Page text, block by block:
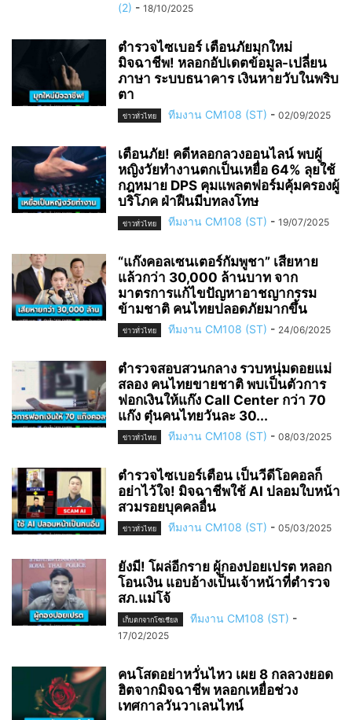
(2) - 18/10/2025
ตำรวจไซเบอร์ เตือนภัยมุกใหม่
มิจฉาชีพ! หลอกอัปเดตข้อมูล-เปลี่ยน
ภาษา ระบบธนาคาร เงินหายวับในพริบ
ตา
ข่าวทั่วไทย ทีมงาน CM108 (ST) - 02/09/2025
เตือนภัย! คดีหลอกลวงออนไลน์ พบผู้
หญิงวัยทำงานตกเป็นเหยื่อ 64% ลุยใช้
กฎหมาย DPS คุมแพลตฟอร์มคุ้มครองผู้
บริโภค ฝ่าฝืนมีบทลงโทษ
ข่าวทั่วไทย ทีมงาน CM108 (ST) - 19/07/2025
“แก๊งคอลเซนเตอร์กัมพูชา” เสียหาย
แล้วกว่า 30,000 ล้านบาท จาก
มาตรการแก้ไขปัญหาอาชญากรรม
ข้ามชาติ คนไทยปลอดภัยมากขึ้น
ข่าวทั่วไทย ทีมงาน CM108 (ST) - 24/06/2025
ตำรวจสอบสวนกลาง รวบหนุ่มดอยแม่
สลอง คนไทยขายชาติ พบเป็นตัวการ
ฟอกเงินให้แก๊ง Call Center กว่า 70
แก๊ง ตุ๋นคนไทยวันละ 30...
ข่าวทั่วไทย ทีมงาน CM108 (ST) - 08/03/2025
ตำรวจไซเบอร์เตือน เป็นวีดีโอคอลก็
อย่าไว้ใจ! มิจฉาชีพใช้ AI ปลอมใบหน้า
สวมรอยบุคคลอื่น
ข่าวทั่วไทย ทีมงาน CM108 (ST) - 05/03/2025
ยังมี! โผล่อีกราย ผู้กองปอยเปรต หลอก
โอนเงิน แอบอ้างเป็นเจ้าหน้าที่ตำรวจ
สภ.แม่โจ้
เก็บตกจากโซเชียล ทีมงาน CM108 (ST) -
17/02/2025
คนโสดอย่าหวั่นไหว เผย 8 กลลวงยอด
ฮิตจากมิจฉาชีพ หลอกเหยื่อช่วง
เทศกาลวันวาเลนไทน์